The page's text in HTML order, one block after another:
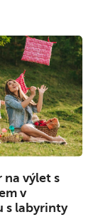
na výlet s
v
s labyrinty